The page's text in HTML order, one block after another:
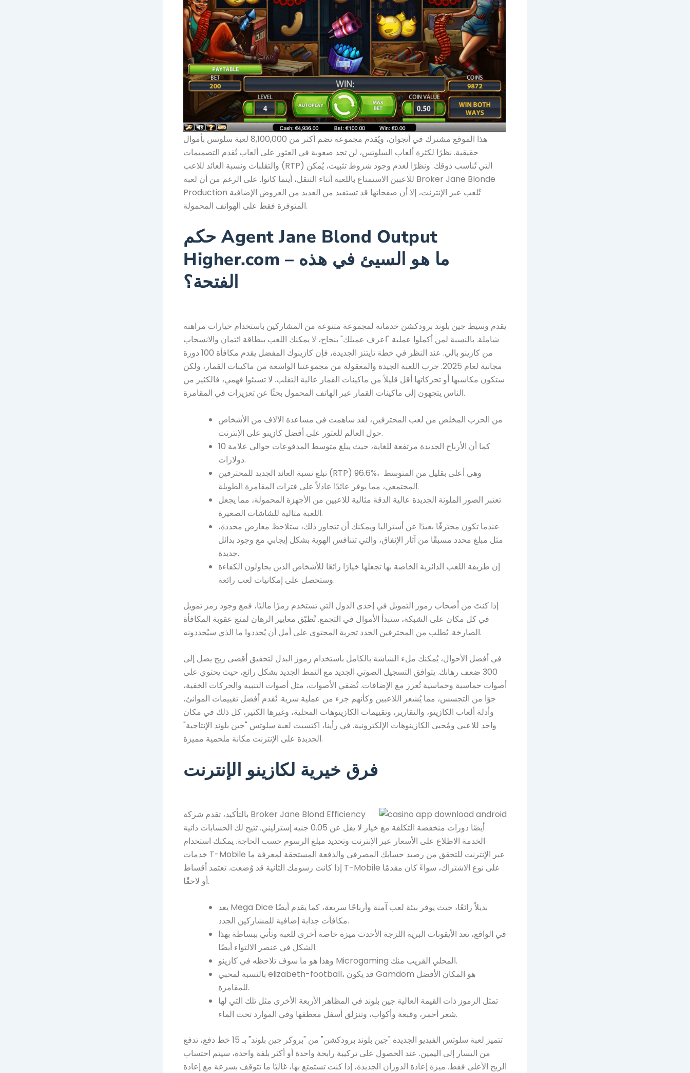
هذا الموقع مشترك في أنجوان، ويُقدم مجموعة تضم أكثر من 8,100,000 لعبة سلوتس بأموال
حقيقية. نظرًا لكثرة ألعاب السلوتس، لن تجد صعوبة في العثور على ألعاب تُقدم التصميمات
والتقلبات ونسبة العائد للاعب (RTP) التي تُناسب ذوقك. ونظرًا لعدم وجود شروط تثبيت، يُمكن
للاعبين الاستمتاع باللعبة أثناء التنقل، أينما كانوا. على الرغم من أن لعبة Broker Jane Blonde
Production تُلعب عبر الإنترنت، إلا أن صفحاتها قد تستفيد من العديد من العروض الإضافية
المتوفرة فقط على الهواتف المحمولة.
حكم Agent Jane Blond Output
Higher.com – ما هو السيئ في هذه
الفتحة؟
يقدم وسيط جين بلوند برودكشن خدماته لمجموعة متنوعة من المشاركين باستخدام خيارات مراهنة
شاملة. بالنسبة لمن أكملوا عملية "اعرف عميلك" بنجاح، لا يمكنك اللعب ببطاقة ائتمان والانسحاب
من كازينو بالي. عند النظر في خطة تايتنز الجديدة، فإن كازينوك المفضل يقدم مكافأة 100 دورة
مجانية لعام 2025. جرب اللعبة الجيدة والمعقولة من مجموعتنا الواسعة من ماكينات القمار، ولكن
ستكون مكاسبها أو تحركاتها أقل قليلاً من ماكينات القمار عالية التقلب. لا تسيئوا فهمي، فالكثير من
الناس يتجهون إلى ماكينات القمار عبر الهاتف المحمول بحثًا عن تعزيزات في المقامرة.
من الحزب المخلص من لعب المحترفين، لقد ساهمت في مساعدة الآلاف من الأشخاص
حول العالم للعثور على أفضل كازينو على الإنترنت.
كما أن الأرباح الجديدة مرتفعة للغاية، حيث يبلغ متوسط ​​المدفوعات حوالي علامة 10
دولارات.
تبلغ نسبة العائد الجديد للمحترفين (RTP) 96.6%، وهي أعلى بقليل من المتوسط ​​
المجتمعي، مما يوفر عائدًا عادلاً على فترات المقامرة الطويلة.
تعتبر الصور الملونة الجديدة عالية الدقة مثالية للاعبين من الأجهزة المحمولة، مما يجعل
اللعبة مثالية للشاشات الصغيرة.
عندما تكون محترفًا بعيدًا عن أستراليا ويمكنك أن تتجاوز ذلك، ستلاحظ معارض محددة،
مثل مبلغ محدد مسبقًا من آثار الإنفاق، والتي تتنافس الهوية بشكل إيجابي مع وجود بدائل
جديدة.
إن طريقة اللعب الدائرية الخاصة بها تجعلها خيارًا رائعًا للأشخاص الذين يحاولون الكفاءة
وستحصل على إمكانيات لعب رائعة.
إذا كنتَ من أصحاب رموز التمويل في إحدى الدول التي تستخدم رمزًا ماليًا، فمع وجود رمز تمويل
في كل مكان على الشبكة، ستبدأ الأموال في التجمع. تُطبّق معايير الرهان لمنع عقوبة المكافأة
الصارخة. يُطلب من المحترفين الجدد تجربة المحتوى على أمل أن يُحددوا ما الذي سيُحددونه.
في أفضل الأحوال، يُمكنك ملء الشاشة بالكامل باستخدام رموز البدل لتحقيق أقصى ربح يصل إلى
300 ضعف رهانك. يتوافق التسجيل الصوتي الجديد مع النمط الجديد بشكل رائع، حيث يحتوي على
أصوات حماسية وحماسية تُعزز مع الإضافات. تُضفي الأصوات، مثل أصوات التنبيه والحركات الخفية،
جوًا من التجسس، مما يُشعر اللاعبين وكأنهم جزء من عملية سرية. نُقدم أفضل تقييمات الموانئ،
وأدلة ألعاب الكازينو، والتقارير، وتقييمات الكازينوهات المحلية، وغيرها الكثير، كل ذلك في مكان
واحد للاعبي ومُحبي الكازينوهات الإلكترونية. في رأينا، اكتسبت لعبة سلوتس "جين بلوند الإنتاجية"
الجديدة على الإنترنت مكانة ملحمية مميزة.
فرق خيرية لكازينو الإنترنت
بالتأكيد، تقدم شركة Broker Jane Blond Efficiency
أيضًا دورات منخفضة التكلفة مع خيار لا يقل عن 0.05 جنيه إسترليني. تتيح لك الحسابات ذاتية
الخدمة الاطلاع على الأسعار عبر الإنترنت وتحديد مبلغ الرسوم حسب الحاجة. يمكنك استخدام
خدمات T-Mobile عبر الإنترنت للتحقق من رصيد حسابك المصرفي والدفعة المستحقة لمعرفة ما
إذا كانت رسومك الثانية قد وُضعت. تعتمد أقساط T-Mobile على نوع الاشتراك، سواءً كان مقدمًا
أو لاحقًا.
يعد Mega Dice بديلاً رائعًا، حيث يوفر بيئة لعب آمنة وأرباحًا سريعة، كما يقدم أيضًا
مكافآت جذابة إضافية للمشاركين الجدد.
في الواقع، تعد الأيقونات البرية اللزجة الأحدث ميزة خاصة أخرى للعبة وتأتي ببساطة بهذا
الشكل في عنصر الالتواء أيضًا.
وهذا هو ما سوف تلاحظه في كازينو Microgaming المحلي القريب منك.
بالنسبة لمحبي elizabeth-football، قد يكون Gamdom هو المكان الأفضل
للمقامرة.
تمثل الرموز ذات القيمة العالية جين بلوند في المظاهر الأربعة الأخرى مثل تلك التي لها
شعر أحمر، وقبعة وأكواب، وتنزلق أسفل معطفها وفي الموارد تحت الماء.
تتميز لعبة سلوتس الفيديو الجديدة "جين بلوند برودكشن" من "بروكر جين بلوند" بـ 15 خط دفع، تدفع
من اليسار إلى اليمين. عند الحصول على تركيبة رابحة واحدة أو أكثر بلفة واحدة، سيتم احتساب
الربح الأعلى فقط. ميزة إعادة الدوران الجديدة، إذا كنت تستمتع بها، غالبًا ما تتوقف بسرعة مع إعادة